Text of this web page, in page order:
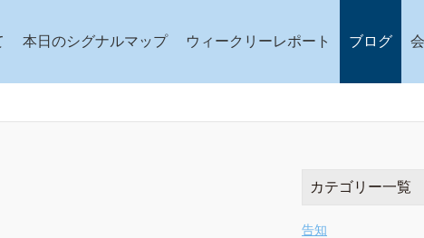
本日のシグナルマップ ウィークリーレポート ブログ
カテゴリー一覧
告知